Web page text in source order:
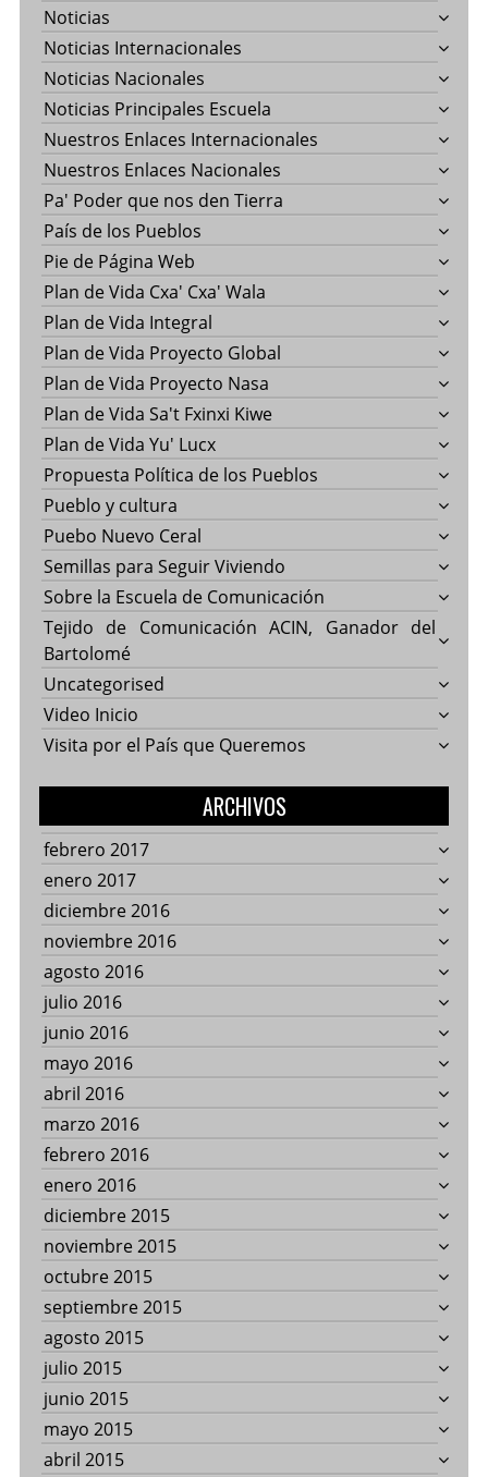
Noticias
Noticias Internacionales
Noticias Nacionales
Noticias Principales Escuela
Nuestros Enlaces Internacionales
Nuestros Enlaces Nacionales
Pa' Poder que nos den Tierra
País de los Pueblos
Pie de Página Web
Plan de Vida Cxa' Cxa' Wala
Plan de Vida Integral
Plan de Vida Proyecto Global
Plan de Vida Proyecto Nasa
Plan de Vida Sa't Fxinxi Kiwe
Plan de Vida Yu' Lucx
Propuesta Política de los Pueblos
Pueblo y cultura
Puebo Nuevo Ceral
Semillas para Seguir Viviendo
Sobre la Escuela de Comunicación
Tejido de Comunicación ACIN, Ganador del
Bartolomé
Uncategorised
Video Inicio
Visita por el País que Queremos
ARCHIVOS
febrero 2017
enero 2017
diciembre 2016
noviembre 2016
agosto 2016
julio 2016
junio 2016
mayo 2016
abril 2016
marzo 2016
febrero 2016
enero 2016
diciembre 2015
noviembre 2015
octubre 2015
septiembre 2015
agosto 2015
julio 2015
junio 2015
mayo 2015
abril 2015